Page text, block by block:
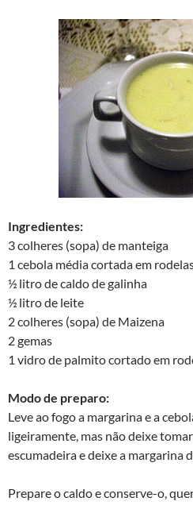
Ingredientes:
3 colheres (sopa) de manteiga
1 cebola média cortada em
½ litro de caldo de galinha
½ litro de leite
2 colheres (sopa) de Maizena
2 gemas
1 vidro de palmito cortado em
Modo de preparo:
Leve ao fogo a margarina e a
ligeiramente, mas não deixe
escumadeira e deixe a margarina
Prepare o caldo e conserve-o,